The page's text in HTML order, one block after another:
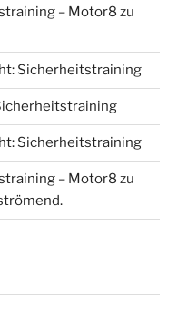
– Motor8 zu
Sicherheitstraining
Sicherheitstraining
– Motor8 zu